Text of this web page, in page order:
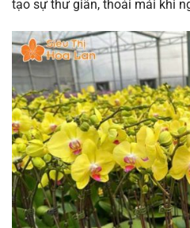
tạo sự thư giãn, thoải mái khi